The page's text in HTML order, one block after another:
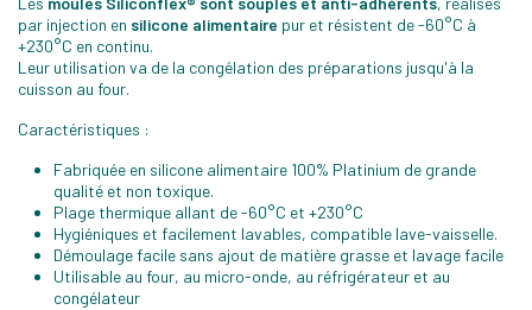
par injection en silicone alimentaire pur et résistent de -60°C à
+230°C en continu.
Leur utilisation va de la congélation des préparations jusqu'à la
cuisson au four.
Caractéristiques :
Fabriquée en silicone alimentaire 100% Platinium de grande
qualité et non toxique.
Plage thermique allant de -60°C et +230°C
Hygiéniques et facilement lavables, compatible lave-vaisselle.
Démoulage facile sans ajout de matière grasse et lavage facile
Utilisable au four, au micro-onde, au réfrigérateur et au
congélateur